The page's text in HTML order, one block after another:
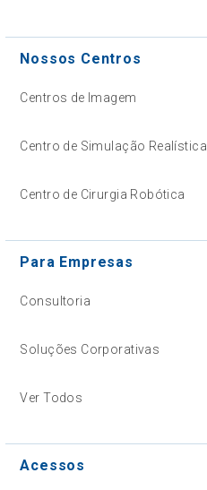
Nossos Centros
Centros de Imagem
Centro de Simulação Realística
Centro de Cirurgia Robótica
Para Empresas
Consultoria
Soluções Corporativas
Ver Todos
Acessos